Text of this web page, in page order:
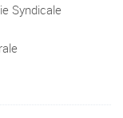
Syndicale